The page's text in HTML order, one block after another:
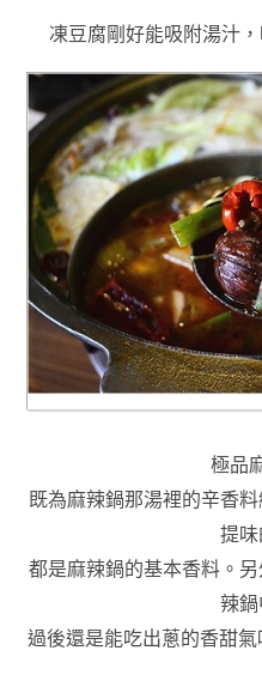
凍豆腐剛好能吸附湯汁
極品
既為麻辣鍋那湯裡的辛香
提
都是麻辣鍋的基本香料 。
辣
過後還是能吃出蔥的香甜氣